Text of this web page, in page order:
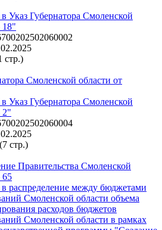
Указ Губернатора Смоленской
18"
стр.)
Смоленской области от
Указ Губернатора Смоленской
2"
(7 стр.)
Правительства Смоленской
65
распределение между бюджетами
Смоленской области объема
расходов бюджетов
Смоленской области в рамках